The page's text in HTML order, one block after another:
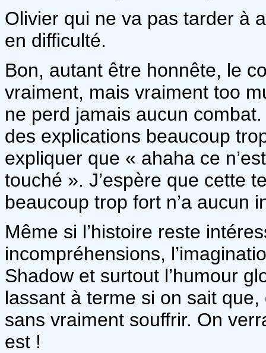
Olivier qui ne va pas tarder à
en difficulté.
Bon, autant être honnête, le
vraiment, mais vraiment too
ne perd jamais aucun
des explications beaucoup
expliquer que « ahaha ce
touché ». J’espère que cette
beaucoup trop fort n’a aucun
Même si l’histoire reste
incompréhensions,
Shadow et surtout l’humour
lassant à terme si on sait que,
sans vraiment souffrir. On
est !